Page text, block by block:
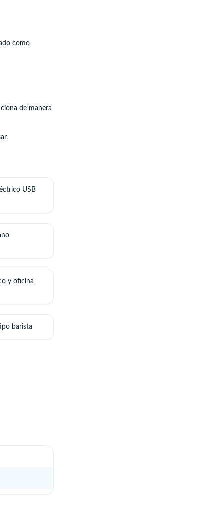
como
de manera
USB
y oficina
barista